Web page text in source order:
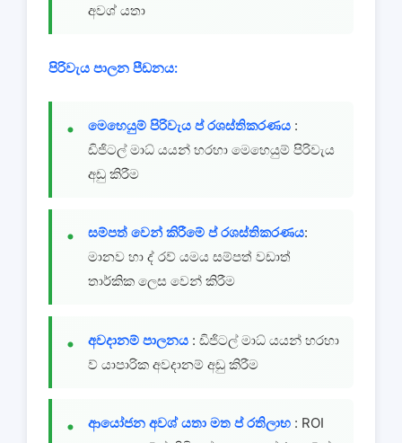
අවශ් යතා
පිරිවැය පාලන පීඩනය:
මෙහෙයුම් පිරිවැය ප් රශස්තිකරණය :
ඩිජිටල් මාධ් යයන් හරහා මෙහෙයුම් පිරිවැය
අඩු කිරීම
සම්පත් වෙන් කිරීමේ ප් රශස්තිකරණය:
මානව හා ද් රව් යමය සම්පත් වඩාත්
තාර්කික ලෙස වෙන් කිරීම
අවදානම් පාලනය : ඩිජිටල් මාධ් යයන් හරහා
ව් යාපාරික අවදානම් අඩු කිරීම
ආයෝජන අවශ් යතා මත ප් රතිලාභ : ROI